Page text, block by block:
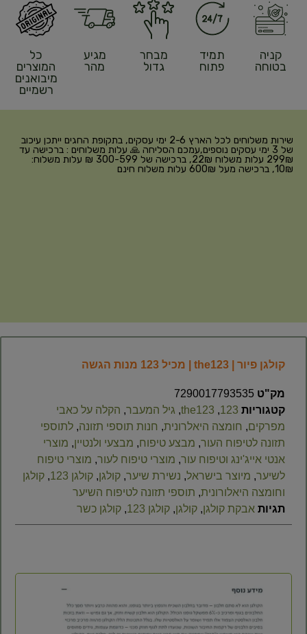
קניה
בטוחה
תמיד
פתוח
מבחר
גדול
מגיע
מהר
כל
המוצרים
מיבואנים
רשמיים
שירות משלוחים לכל הארץ 2-6 ימי עסקים, בתקופת החגים ייתכן עיכוב
של 3 ימי עסקים נוספים,עמכם הסליחה 🙏 עלות משלוחים : ברכישה עד
299₪ עלות משלוח 22₪, ברכישה של 300-599 ₪ עלות משלוח:
10₪, ברכישה מעל 600₪ עלות משלוח חינם
קולגן פיור | the123 | מכיל 123 מנות הגשה
מק"ט 7290017793535
קטגוריות 123
,
the123
, גיל המעבר, הקלה על כאבי
מפרקים, חומצה היאלרונית, חנות תוספי תזונה, לתוספי
תזונה לטיפוח העור, מבצע טיפוח, מבצעי ולנטיין, מוצרי
אנטי אייג'ינג וטיפוח עור, מוצרי טיפוח לעור, מוצרי טיפוח
לשיער, מיוצר בישראל, נשירת שיער, קולגן, קולגן 123 , קולגן
וחומצה היאלורונית, תוספי תזונה לטיפוח השיער
תגיות אבקת קולגן, קולגן, קולגן 123 , קולגן כשר